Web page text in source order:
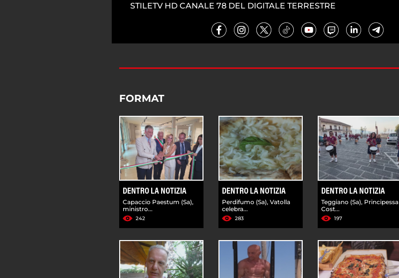
STILETV HD CANALE 78 DEL DIGITALE TERRESTRE
FORMAT
DENTRO LA NOTIZIA
Capaccio Paestum (Sa),
ministro...
242
DENTRO LA NOTIZIA
Perdifumo (Sa), Vatolla
celebra...
283
DENTRO LA NOTIZIA
Teggiano (Sa), Principessa
Cost...
197